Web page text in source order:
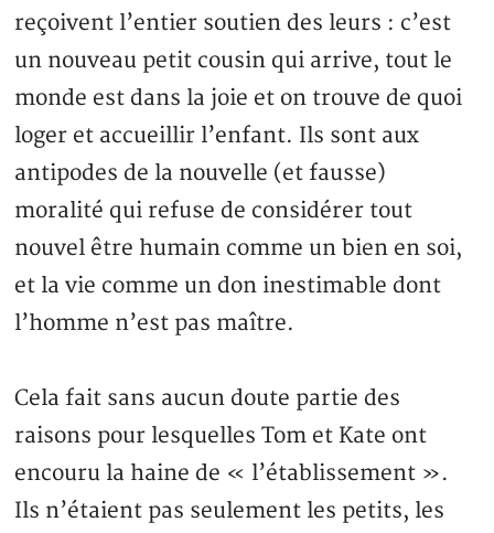
reçoivent l’entier soutien des leurs : c’est
un nouveau petit cousin qui arrive, tout le
monde est dans la joie et on trouve de quoi
loger et accueillir l’enfant. Ils sont aux
antipodes de la nouvelle (et fausse)
moralité qui refuse de considérer tout
nouvel être humain comme un bien en soi,
et la vie comme un don inestimable dont
l’homme n’est pas maître.
Cela fait sans aucun doute partie des
raisons pour lesquelles Tom et Kate ont
encouru la haine de « l’établissement ».
Ils n’étaient pas seulement les petits, les